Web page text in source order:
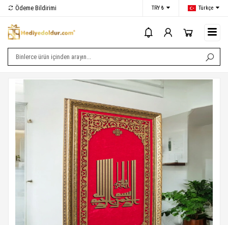
Ödeme Bildirimi TRY ₺ Türkçe